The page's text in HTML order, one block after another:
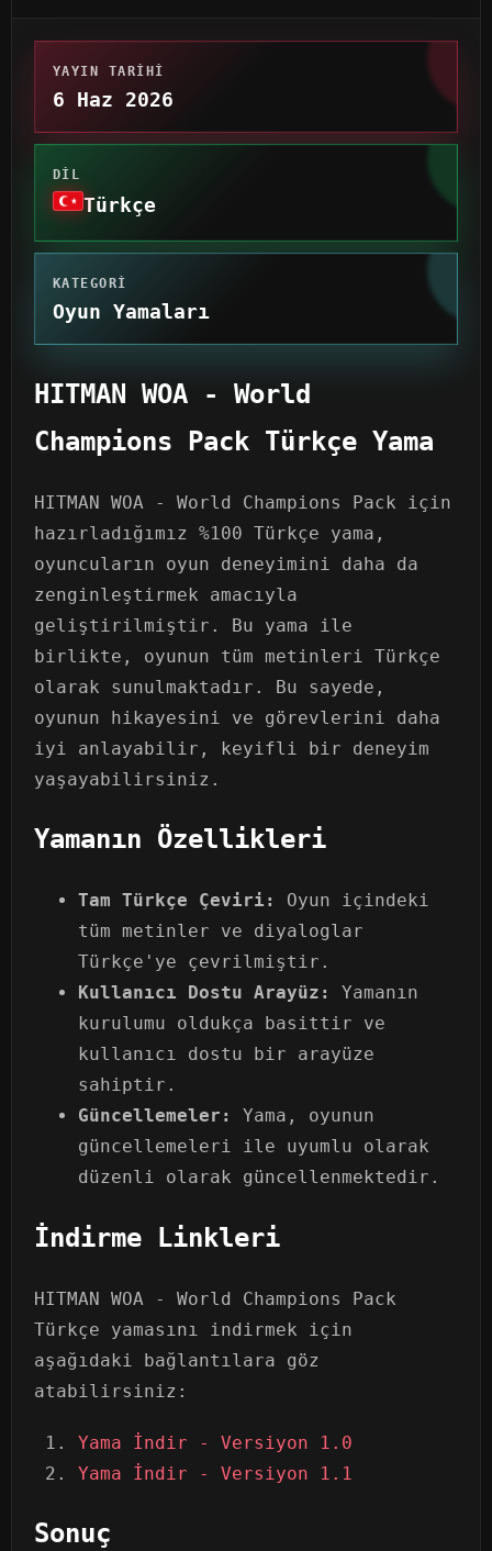
YAYIN TARIHI
6 Haz 2026
DIL
Türkçe
KATEGORI
Oyun Yamaları
HITMAN WOA - World
Champions Pack Türkçe Yama
HITMAN WOA - World Champions Pack için
hazırladığımız %100 Türkçe yama,
oyuncuların oyun deneyimini daha da
zenginleştirmek amacıyla
geliştirilmiştir. Bu yama ile
birlikte, oyunun tüm metinleri Türkçe
olarak sunulmaktadır. Bu sayede,
oyunun hikayesini ve görevlerini daha
iyi anlayabilir, keyifli bir deneyim
yaşayabilirsiniz.
Yamanın Özellikleri
Tam Türkçe Çeviri:
Oyun içindeki
tüm metinler ve diyaloglar
Türkçe'ye çevrilmiştir.
Kullanıcı Dostu Arayüz:
Yamanın
kurulumu oldukça basittir ve
kullanıcı dostu bir arayüze
sahiptir.
Güncellemeler:
Yama, oyunun
güncellemeleri ile uyumlu olarak
düzenli olarak güncellenmektedir.
İndirme Linkleri
HITMAN WOA - World Champions Pack
Türkçe yamasını indirmek için
aşağıdaki bağlantılara göz
atabilirsiniz:
Yama İndir - Versiyon 1.0
Yama İndir - Versiyon 1.1
Sonuç